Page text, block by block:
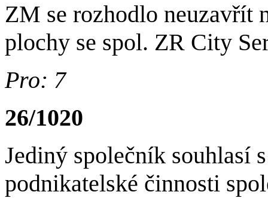
ZM se rozhodlo neuzavřít
plochy se spol. ZR City
Pro: 7
26/1020
Jediný společník souhlasí
podnikatelské činnosti